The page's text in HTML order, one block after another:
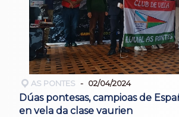
AS PONTES 02/04/2024
Dúas pontesas, campioas de
en vela da clase vaurien